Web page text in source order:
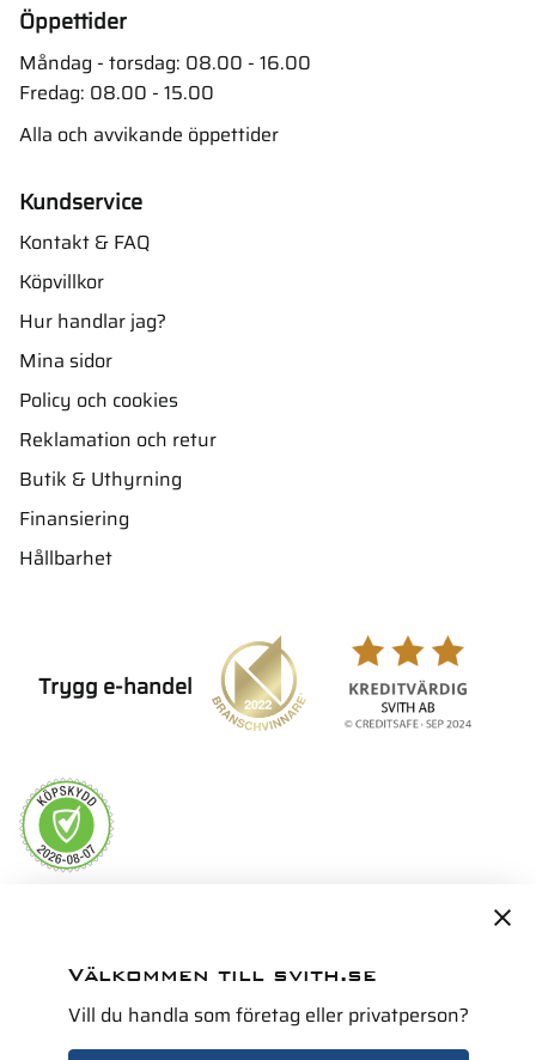
Öppettider
Måndag - torsdag: 08.00 - 16.00
Fredag: 08.00 - 15.00
Alla och avvikande öppettider
Kundservice
Kontakt & FAQ
Köpvillkor
Hur handlar jag?
Mina sidor
Policy och cookies
Reklamation och retur
Butik & Uthyrning
Finansiering
Hållbarhet
Trygg e-handel
Välkommen till svith.se
Vill du handla som företag eller privatperson?